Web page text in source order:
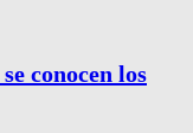
conocen los